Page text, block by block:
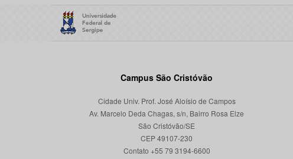
Campus São Cristóvão
Cidade Univ. Prof. José Aloísio de Campos
Av. Marcelo Deda Chagas, s/n, Bairro Rosa Elze
São Cristóvão/SE
CEP 49107-230